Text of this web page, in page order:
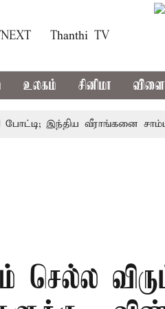
Thanthi TV
உலகம் சினிமா
இந்திய வீராங்கனை